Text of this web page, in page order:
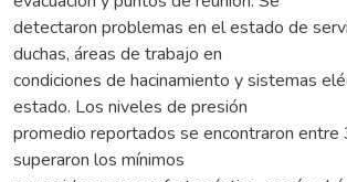
detectaron problemas en el estado de
duchas, áreas de trabajo en
condiciones de hacinamiento y sistemas
estado. Los niveles de presión
promedio reportados se encontraron
superaron los mínimos